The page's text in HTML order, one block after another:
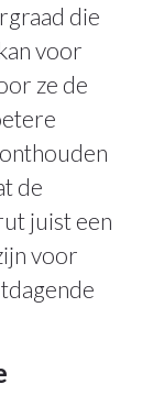
die
voor
ze de
de
juist een
voor